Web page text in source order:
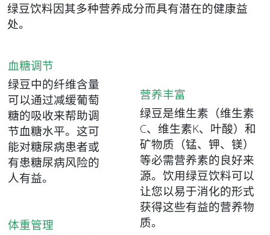
绿豆饮料因其多种营养成分而具有潜在的健康益
处。
血糖调节
绿豆中的纤维含量
可以通过减缓葡萄
糖的吸收来帮助调
节血糖水平。这可
能对糖尿病患者或
有患糖尿病风险的
人有益。
体重管理
营养丰富
绿豆是维生素（维生素
C、维生素K、叶酸）和
矿物质（锰、钾、镁）
等必需营养素的良好来
源。饮用绿豆饮料可以
让您以易于消化的形式
获得这些有益的营养物
质。